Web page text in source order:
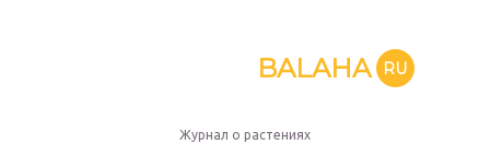
BALAHA RU
Журнал о растениях